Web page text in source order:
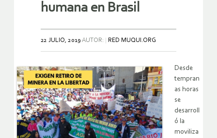
humana en Brasil
22 JULIO, 2019 AUTOR: RED MUQUI.ORG
Desde
tempran
as horas
se
desarroll
ó la
moviliza